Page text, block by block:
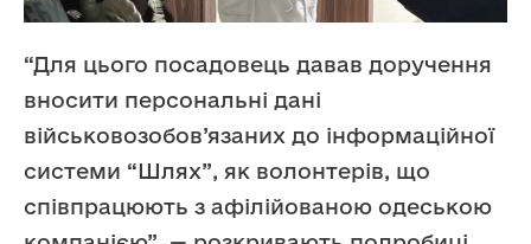
“Для цього посадовець давав доручення
вносити персональні дані
військовозобов’язаних до інформаційної
системи “Шлях”, як волонтерів, що
співпрацюють з афілійованою одеською